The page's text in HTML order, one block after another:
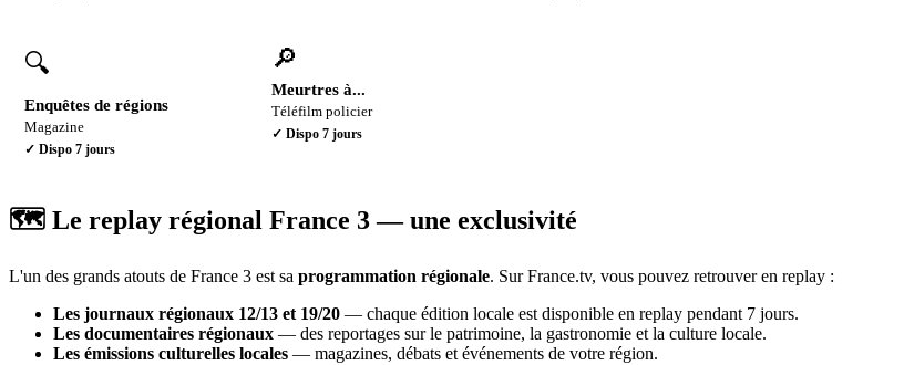
🔍
Enquêtes de régions
Magazine
✓ Dispo 7 jours
🔎
Meurtres à...
Téléfilm policier
✓ Dispo7 jours
🗺️ Le replay régional France 3 — une exclusivité
L'un des grands atouts de France 3 est sa programmation régionale. Sur France.tv, vous pouvez retrouver en replay :
Les journaux régionaux 12/13 et 19/20 — chaque édition locale est disponible en replay pendant 7 jours.
Les documentaires régionaux — des reportages sur le patrimoine, la gastronomie et la culture locale.
Les émissions culturelles locales — magazines, débats et événements de votre région.